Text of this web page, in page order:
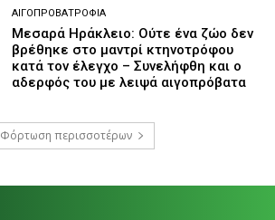
ΑΙΓΟΠΡΟΒΑΤΡΟΦΊΑ
Μεσαρά Ηράκλειο: Ούτε ένα ζώο δεν
βρέθηκε στο μαντρί κτηνοτρόφου
κατά τον έλεγχο – Συνελήφθη και ο
αδερφός του με λειψά αιγοπρόβατα
Φόρτωση περισσοτέρων